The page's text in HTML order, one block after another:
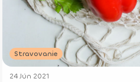
Stravovanie
24 Jún 2021